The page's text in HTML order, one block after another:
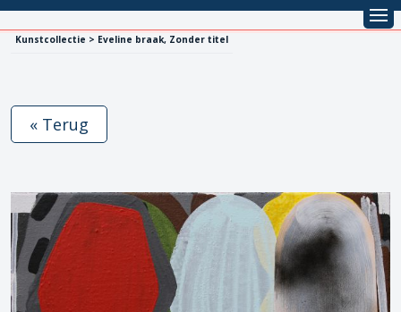
Kunstcollectie > Eveline braak, Zonder titel
« Terug